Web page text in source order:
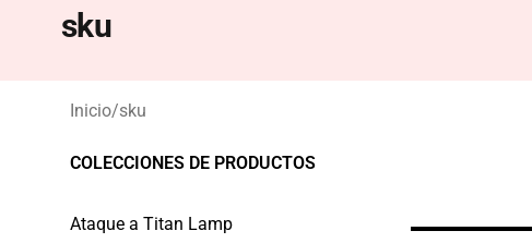
sku
Inicio/sku
COLECCIONES DE PRODUCTOS
Ataque a Titan Lamp